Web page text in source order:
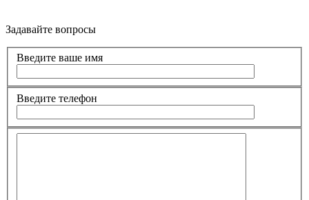
Задавайте вопросы
Введите ваше имя
Введите телефон